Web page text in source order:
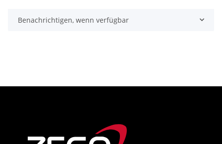
Benachrichtigen, wenn verfügbar